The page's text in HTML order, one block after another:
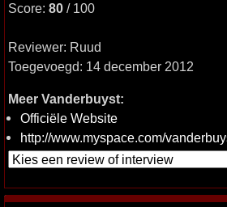
Score: 80 / 100
Reviewer: Ruud
Toegevoegd: 14 december 2012
Meer Vanderbuyst:
Officiële Website
http://www.myspace.com/